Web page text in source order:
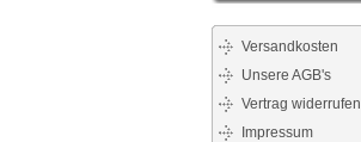
Versandkosten
Unsere AGB's
Vertrag widerrufen
Impressum